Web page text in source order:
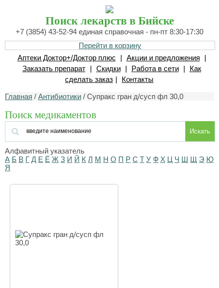
Поиск лекарств в Бийске
+7 (3854) 43-52-94 единая справочная - пн-пт 8:30-17:30
Перейти в корзину
Аптеки Доктор+/Доктор плюс
| Акции и предложения
|
Заказать препарат
| Скидки | Работа в сети |
Как
сделать заказ | Контакты
Главная / Антибиотики / Супракс гран д/сусп фл 30,0
Поиск медикаментов
Искать
Алфавитный указатель
А Б В Г Д Е Ё Ж З И Й К Л М Н О П Р С Т У Ф Х Ц Ч Ш Щ Э Ю
Я